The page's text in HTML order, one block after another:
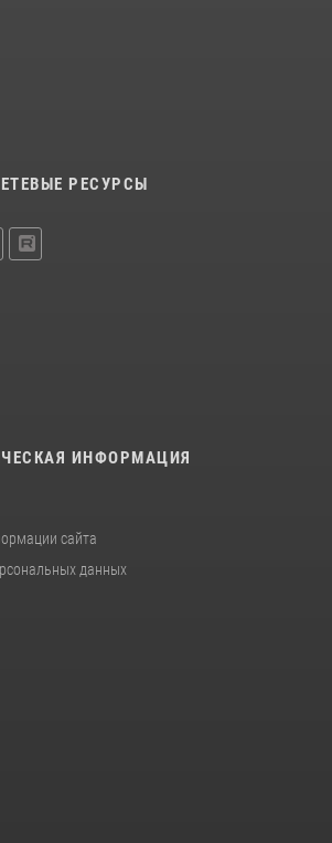
РЕСУРСЫ
ИНФОРМАЦИЯ
сайта
данных